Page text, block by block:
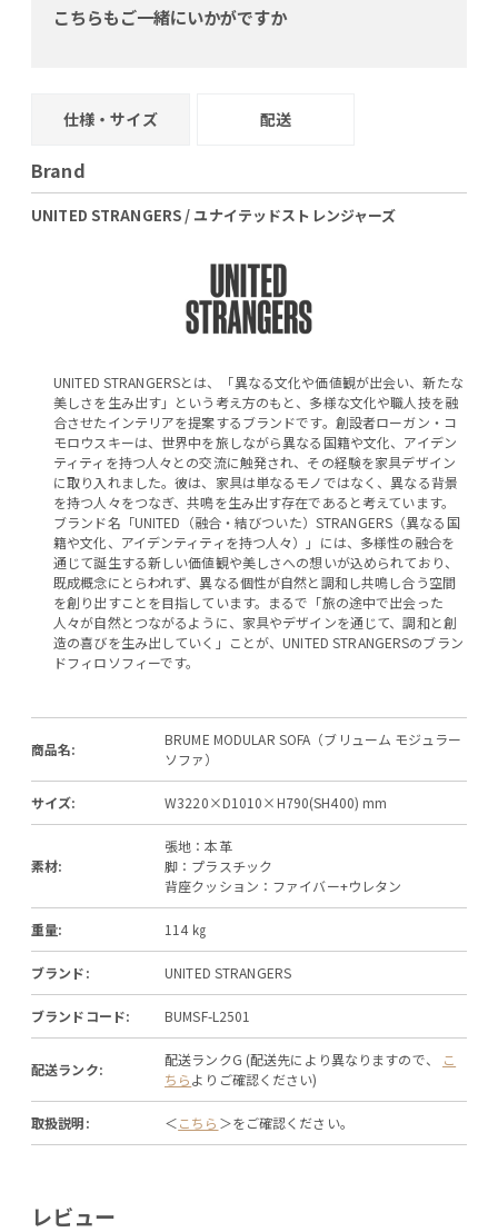
こちらもご一緒にいかがですか
仕様・サイズ 配送
Brand
UNITED STRANGERS / ユナイテッドストレンジャーズ
UNITED STRANGERSとは、「異なる文化や価値観が出会い、新たな
美しさを生み出す」という考え方のもと、多様な文化や職人技を融
合させたインテリアを提案するブランドです。創設者ローガン・コ
モロウスキーは、世界中を旅しながら異なる国籍や文化、アイデン
ティティを持つ人々との交流に触発され、その経験を家具デザイン
に取り入れました。彼は、家具は単なるモノではなく、異なる背景
を持つ人々をつなぎ、共鳴を生み出す存在であると考えています。
ブランド名「UNITED（融合・結びついた）STRANGERS（異なる国
籍や文化、アイデンティティを持つ人々）」には、多様性の融合を
通じて誕生する新しい価値観や美しさへの想いが込められており、
既成概念にとらわれず、異なる個性が自然と調和し共鳴し合う空間
を創り出すことを目指しています。まるで「旅の途中で出会った
人々が自然とつながるように、家具やデザインを通じて、調和と創
造の喜びを生み出していく」ことが、UNITED STRANGERSのブラン
ドフィロソフィーです。
商品名:
BRUME MODULAR SOFA（ブリューム モジュラー
ソファ）
サイズ: W3220×D1010×H790(SH400) mm
素材:
張地：本革
脚：プラスチック
背座クッション：ファイバー+ウレタン
重量: 114 ㎏
ブランド: UNITED STRANGERS
ブランドコード: BUMSF-L2501
配送ランク:
配送ランクG (配送先により異なりますので、
こ
ちらよりご確認ください)
取扱説明: ＜こちら ＞をご確認ください。
レビュー